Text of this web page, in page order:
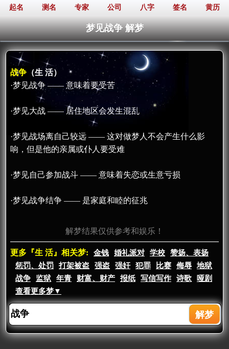
起名 测名 专家 公司 八字 签名 黄历
梦见战争 解梦
战争 （生 活）
·梦见战争 —— 意味着要受苦
·梦见大战 —— 居住地区会发生混乱
·梦见战场离自己较远 —— 这对做梦人不会产生什么影
响，但是他的亲属或仆人要受难
·梦见自己参加战斗 —— 意味着失恋或生意亏损
·梦见战争结争 —— 是家庭和睦的征兆
解梦结果仅供参考和娱乐！
更多『生 活』相关梦: 金钱 婚礼派对 学校
赞扬、表扬
惩罚、处罚
打架被盗 强盗 强奸 犯罪 比赛 侮辱
地狱
战争
监狱 年青 财富、财产 报纸 写信写作 诗歌
哑剧
查看更多梦▼